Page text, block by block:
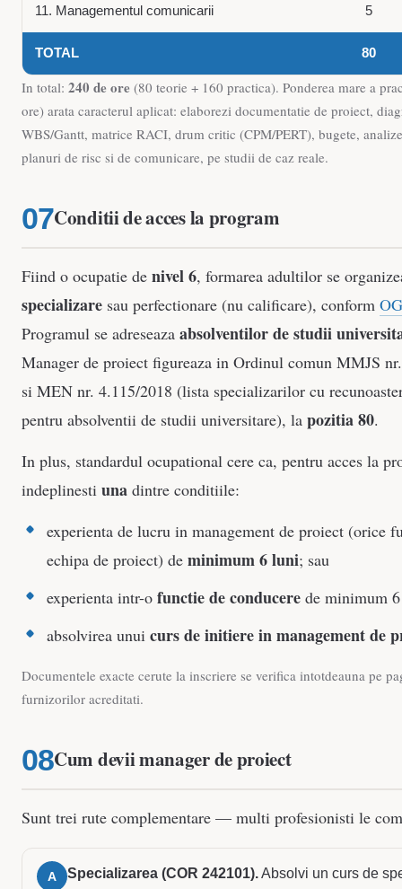
11. Managementul comunicarii 5
TOTAL 80
In total: 240 de ore (80 teorie + 160 practica). Ponderea mare a
ore) arata caracterul aplicat: elaborezi documentatie de proiect,
WBS/Gantt, matrice RACI, drum critic (CPM/PERT), bugete,
planuri de risc si de comunicare, pe studii de caz reale.
Conditii de acces la program
Fiind o ocupatie de nivel 6, formarea adultilor se
specializare sau perfectionare (nu calificare), conform
Programul se adreseaza absolventilor de studii
Manager de proiect figureaza in Ordinul comun MMJS
si MEN nr. 4.115/2018 (lista specializarilor cu
pentru absolventii de studii universitare), la pozitia 80.
In plus, standardul ocupational cere ca, pentru acces la
indeplinesti una dintre conditiile:
experienta de lucru in management de proiect (orice
echipa de proiect) de minimum 6 luni; sau
experienta intr-o functie de conducere de minimum
absolvirea unui curs de initiere in management de
Documentele exacte cerute la inscriere se verifica intotdeauna pe
furnizorilor acreditati.
Cum devii manager de proiect
Sunt trei rute complementare — multi profesionisti le
A Specializarea (COR 242101).Absolvi un curs de